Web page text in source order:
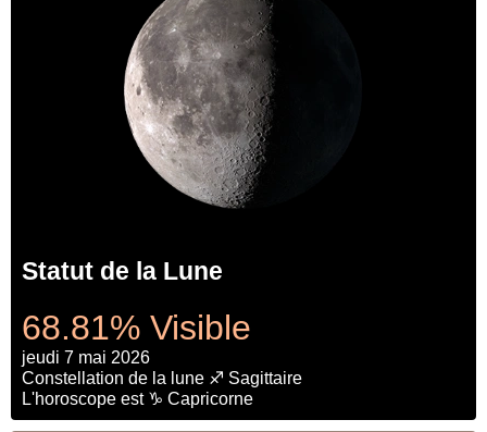
Statut de la Lune
68.81% Visible
jeudi 7 mai 2026
Constellation de la lune ♐ Sagittaire
L'horoscope est ♑ Capricorne